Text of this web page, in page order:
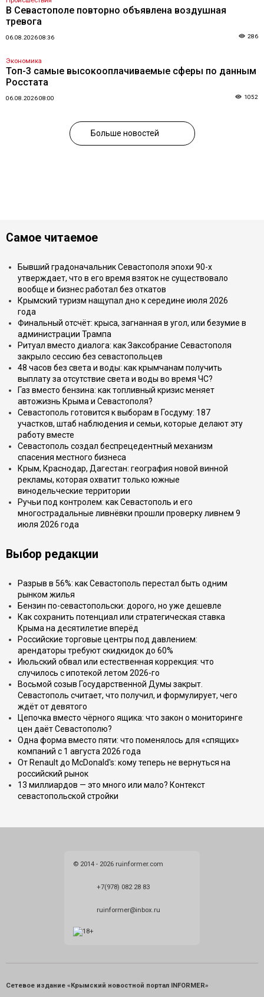
В Севастополе повторно объявлена воздушная
тревога
06.08.2026 08:36 286
Экономика
Топ-3 самые высокооплачиваемые сферы по данным
Росстата
06.08.2026 08:00 1052
Больше новостей
Самое читаемое
Бывший градоначальник Севастополя эпохи 90-х
утверждает, что в его время взяток не существовало
вообще и бизнес работал без откатов
Крымский туризм нащупал дно к середине июля 2026
года
Финальный отсчёт: крыса, загнанная в угол, или безумие в
администрации Трампа
Ритуал вместо диалога: как Заксобрание Севастополя
закрыло сессию без севастопольцев
48 часов без света и воды: как крымчанам получить
выплату за отсутствие света и воды во время ЧС?
Газ вместо бензина: как топливный кризис меняет
автожизнь Крыма и Севастополя?
Севастополь готовится к выборам в Госдуму: 187
участков, штаб наблюдения и семьи, которые делают эту
работу вместе
Севастополь создал беспрецедентный механизм
спасения местного бизнеса
Крым, Краснодар, Дагестан: география новой винной
рекламы, которая охватит только южные
винодельческие территории
Ручьи под контролем: как Севастополь и его
многострадальные ливнёвки прошли проверку ливнем 9
июля 2026 года
Выбор редакции
Разрыв в 56%: как Севастополь перестал быть одним
рынком жилья
Бензин по-севастопольски: дорого, но уже дешевле
Как сохранить потенциал или стратегическая ставка
Крыма на десятилетие вперёд
Российские торговые центры под давлением:
арендаторы требуют скидкидок до 60%
Июльский обвал или естественная коррекция: что
случилось с ипотекой летом 2026-го
Восьмой созыв Государственной Думы закрыт.
Севастополь считает, что получил, и формулирует, чего
ждёт от девятого
Цепочка вместо чёрного ящика: что закон о мониторинге
цен даёт Севастополю?
Одна форма вместо пяти: что поменялось для «спящих»
компаний с 1 августа 2026 года
От Renault до McDonald's: кому теперь не вернуться на
российский рынок
13 миллиардов — это много или мало? Контекст
севастопольской стройки
© 2014 - 2026 ruinformer.com
+7(978) 082 28 83
ruinformer@inbox.ru
Сетевое издание «Крымский новостной портал INFORMER»